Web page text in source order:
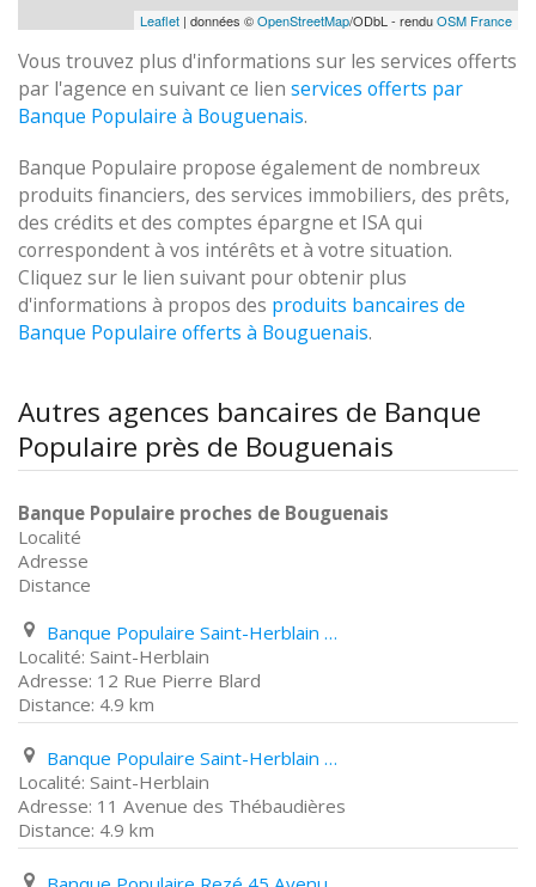
Leaflet | données ©OpenStreetMap/ODbL - renduOSM France
Vous trouvez plus d'informations sur les services offerts
par l'agence en suivant ce lien services offerts par
Banque Populaire à Bouguenais.
Banque Populaire propose également de nombreux
produits financiers, des services immobiliers, des prêts,
des crédits et des comptes épargne et ISA qui
correspondent à vos intérêts et à votre situation.
Cliquez sur le lien suivant pour obtenir plus
d'informations à propos des produits bancaires de
Banque Populaire offerts à Bouguenais.
Autres agences bancaires de Banque
Populaire près de Bouguenais
Banque Populaire proches de Bouguenais
Localité
Adresse
Distance
Banque Populaire Saint-Herblain 12 Rue Pierre Blard
Saint-Herblain
12 Rue Pierre Blard
4.9 km
Banque Populaire Saint-Herblain 11 Avenue des Thébaudières
Saint-Herblain
11 Avenue des Thébaudières
4.9 km